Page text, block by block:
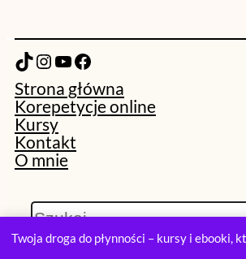
Twoja droga do płynności – kursy i ebooki,
TikTok Instagram YouTube Facebook
Strona główna
Korepetycje online
Kursy
Kontakt
O mnie
u